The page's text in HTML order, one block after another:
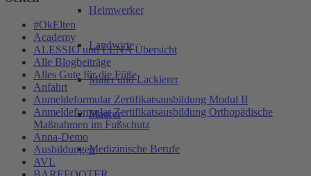
Heimwerker
Landwirte
Maler und Lackierer
Maurer
Medizinische Berufe
#OkElten
Academy
ALESSIO und LENA Übersicht
Alle Blogbeiträge
Alles Gute für die Füße
Anfahrt
Anmeldeformular Zertifikatsausbildung Modul II
Anmeldeformular Zertifikatsausbildung Orthopädische
Maßnahmen im Fußschutz
Anna-Demo
Ausbildungen
AVL